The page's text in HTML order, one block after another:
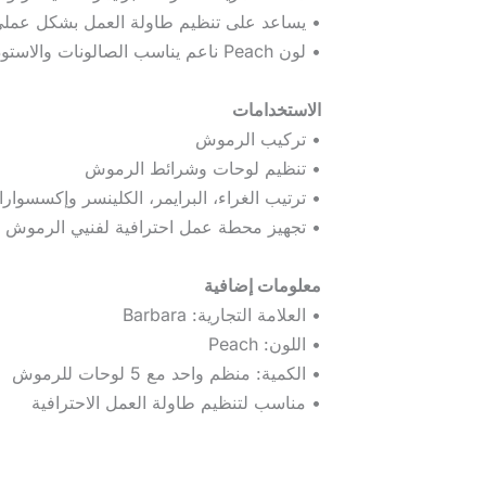
• يساعد على تنظيم طاولة العمل بشكل
• لون Peach ناعم يناسب الصالونات والاستوديوهات الاحترافية
الاستخدامات
• تركيب الرموش
• تنظيم لوحات وشرائط الرموش
• ترتيب الغراء، البرايمر، الكلينسر
• تجهيز محطة عمل احترافية لفنيي الرموش
معلومات إضافية
• العلامة التجارية: Barbara
• اللون: Peach
• الكمية: منظم واحد مع 5 لوحات للرموش
• مناسب لتنظيم طاولة العمل الاحترافية